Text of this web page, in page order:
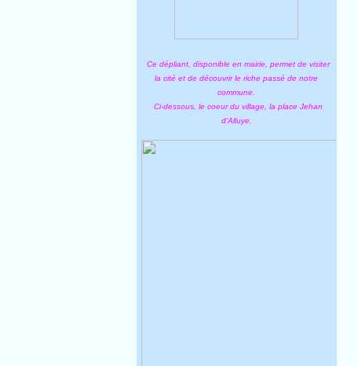
Ce dépliant, disponible en mairie, permet de visiter
la cité et de découvrir le riche passé de notre
commune.
Ci-dessous, le coeur du village, la place Jehan
d'Alluye.